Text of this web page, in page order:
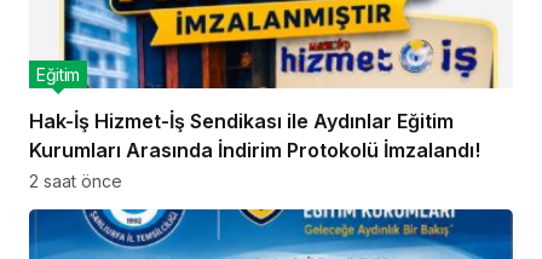
Hak-İş Hizmet-İş Sendikası ile Aydınlar Eğitim
Kurumları Arasında İndirim Protokolü İmzalandı!
Eğitim
2 saat önce